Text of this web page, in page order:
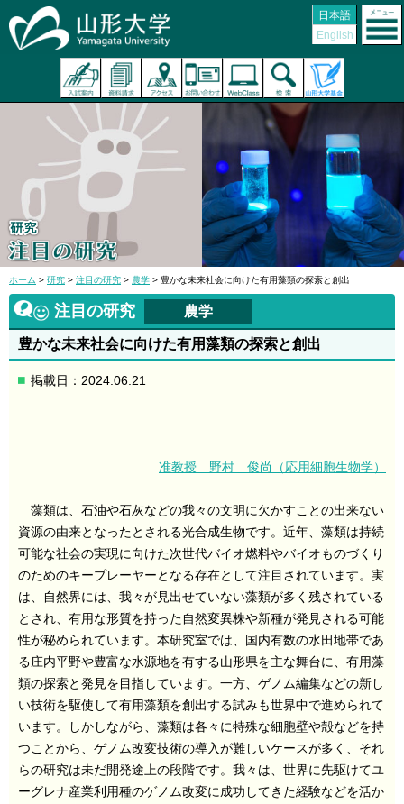
日本語
English
ホーム > 研究 > 注目の研究 > 農学 > 豊かな未来社会に向けた有用藻類の探索と創出
注目の研究 農学
豊かな未来社会に向けた有用藻類の探索と創出
掲載日：2024.06.21
准教授 野村 俊尚（応用細胞生物学）
藻類は、石油や石灰などの我々の文明に欠かすことの出来ない
資源の由来となったとされる光合成生物です。近年、藻類は持続
可能な社会の実現に向けた次世代バイオ燃料やバイオものづくり
のためのキープレーヤーとなる存在として注目されています。実
は、自然界には、我々が見出せていない藻類が多く残されている
とされ、有用な形質を持った自然変異株や新種が発見される可能
性が秘められています。本研究室では、国内有数の水田地帯であ
る庄内平野や豊富な水源地を有する山形県を主な舞台に、有用藻
類の探索と発見を目指しています。一方、ゲノム編集などの新し
い技術を駆使して有用藻類を創出する試みも世界中で進められて
います。しかしながら、藻類は各々に特殊な細胞壁や殻などを持
つことから、ゲノム改変技術の導入が難しいケースが多く、それ
らの研究は未だ開発途上の段階です。我々は、世界に先駆けてユ
ーグレナ産業利用種のゲノム改変に成功してきた経験などを活か